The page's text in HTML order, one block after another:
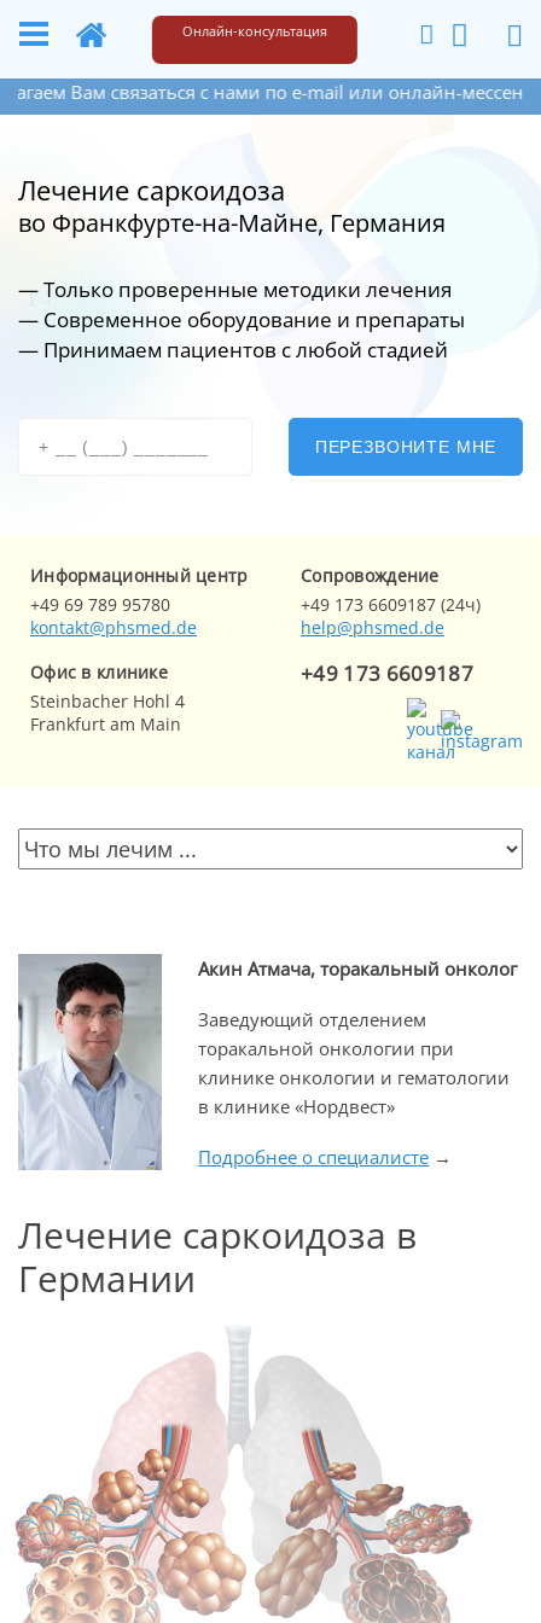
+49 173 6609187 Написать
Онлайн-консультация
Вам связаться с нами по e-mail или онлайн-
Лечение саркоидоза
во Франкфурте-на-Майне, Германия
— Только проверенные методики лечения
— Современное оборудование и препараты
— Принимаем пациентов с любой стадией
ПЕРЕЗВОНИТЕ МНЕ
Информационный центр
+49 69 789 95780
kontakt@phsmed.de
Cопровождение
+49 173 6609187 (24ч)
help@phsmed.de
Офис в клинике
Steinbacher Hohl 4
Frankfurt am Main
+49 173 6609187
Акин Атмача, торакальный онколог
Заведующий отделением
торакальной онкологии при
клинике онкологии и гематологии
в клинике «Нордвест»
Подробнее о специалисте →
Лечение саркоидоза в
Германии